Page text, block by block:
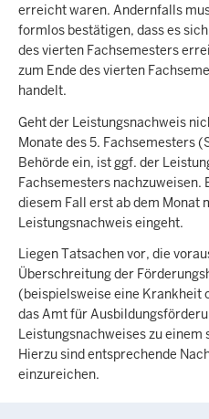
erreicht waren. Andernfalls
formlos bestätigen, dass es
des vierten Fachsemesters
zum Ende des vierten
handelt.
Geht der Leistungsnachweis
Monate des 5. Fachsemesters
Behörde ein, ist ggf. der
Fachsemesters
diesem Fall erst ab dem Monat
Leistungsnachweis eingeht.
Liegen Tatsachen vor, die
Überschreitung der
(beispielsweise eine Krankheit
das Amt für
Leistungsnachweises zu
Hierzu sind entsprechende
einzureichen.